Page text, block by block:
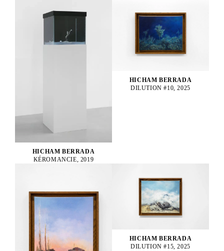
HICHAM BERRADA
KÉROMANCIE, 2019
HICHAM BERRADA
DILUTION #10, 2025
HICHAM BERRADA
DILUTION #15, 2025